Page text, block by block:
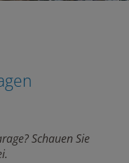
Schauen Sie